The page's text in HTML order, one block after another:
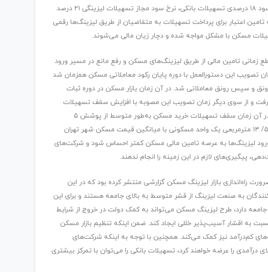
پول و اعتبار به متقاضیان پرداخت کنند که با توجه به نرخ سود ۱۸ درصدی تسهیلات بانکی، نرخ سود مجاز تسهیلات لیزینگی ۲۱ درصد
اعتبار برای پرداخت تسهیلات به متقاضیان از طریق لیزینگ‌ها رقمی
زمانی تامین مالی از طریق لیزینگ‌های مسکن و رفع مانع در مسیر ورود
تصویب این دستورالعمل با دوره پایان رکود معاملاتی مسکن همزمان شد
مسکن از ابتدای سال ۹۶ وارد فاز پیش‌رونق و سپس رونق معاملاتی شد. در آن زمان بازار مسکن در دوره ثبات
و از سوی دیگر زمان تصویب این مصوبه با افزایش سقف تسهیلات
خرید مسکن بعد از یک دوره طولانی چند ساله مصادف شد. در آن زمان سقف تسهیلات خرید مسکن به‌طور متوسط از پوشش ۵
مترمربعی هزینه خرید واحدهای مسکونی به پوشش هزینه ۵/ ۱۴ مترمربعی یک واحد مسکونی با میانگین قیمت مسکن شهر تهران
لیزینگ‌ها به عرصه تامین مالی مسکن کمتر احساس شود و شرکت‌های
پیگیری‌های لازم در این زمینه را انجام ندهند.
چرایی ضرورت راه‌اندازی بازار لیزینگ مسکن گزارشی منتشر کرده بود که در این
به صنعت لیزینگ از قشر متوسط به بالای جامعه هستند و برای این
دارد، طرح لیزینگ مسکن می‌تواند به کمک دولت در خروج از شرایط
به اقشار آسیب‌پذیر خللی ایجاد کند. ضمن اینکه تنظیم بازار مسکن
کم‌درآمد نیز کمک می‌کند. همچنین با توجه به اینکه شرکت‌های
درآمدی را عرضه خواهند کرد، تسهیلات بانکی را می‌توان با تمرکز بیشتری